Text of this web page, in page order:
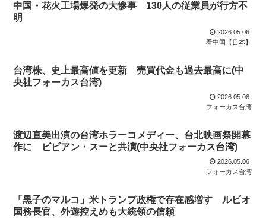
中国・花火工場爆発の大惨事 130人の従業員が行方不
明
2026.05.06
看中国【日本】
台湾株、史上最高値を更新 売買代金も過去最高に(中
央社フォーカス台湾)
2026.05.06
フォーカス台湾
渡辺直美出演の台湾ホラーコメディー、台北映画祭開幕
作に ビビアン・スーと共演(中央社フォーカス台湾)
2026.05.06
フォーカス台湾
「黒子のマルコ」米トランプ政権で存在感増す ルビオ
国務長官、外遊控えめも大統領の信頼